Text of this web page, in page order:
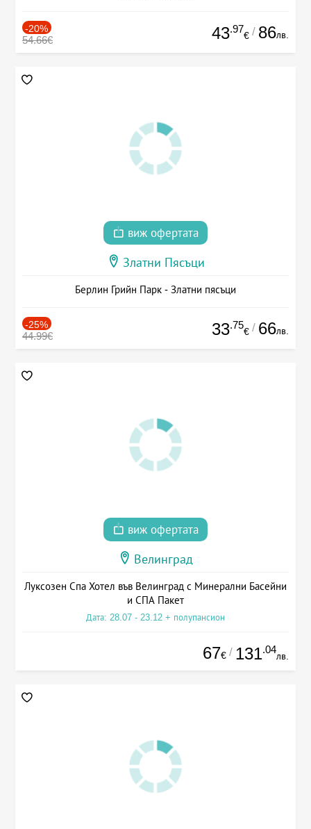
-20%
54.66€ 43.97
€ / 86лв.
виж офертата
Златни Пясъци
Берлин Грийн Парк - Златни пясъци
-25%
44.99€ 33.75
€ / 66лв.
виж офертата
Велинград
Луксозен Спа Хотел във Велинград с Минерални Басейни
и СПА Пакет
Дата: 28.07 - 23.12 + полупансион
67€ / 131.04
лв.